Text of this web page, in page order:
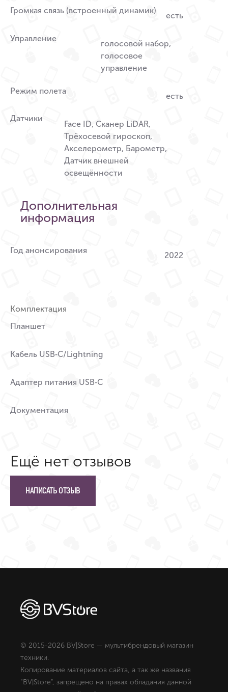
Громкая связь (встроенный динамик)
есть
Управление
голосовой набор,
голосовое
управление
Режим полета
есть
Датчики
Face ID, Сканер LiDAR,
Трёхосевой гироскоп,
Акселерометр, Барометр,
Датчик внешней
освещённости
Дополнительная
информация
Год анонсирования
2022
Комплектация
Планшет
Кабель USB‑C/Lightning
Адаптер питания USB‑C
Документация
Ещё нет отзывов
НАПИСАТЬ ОТЗЫВ
© 2015-2026 BV|Store — мультибрендовый магазин
техники.
Копирование материалов сайта, а так же названия
"BV|Store", запрещено на правах обладания данной